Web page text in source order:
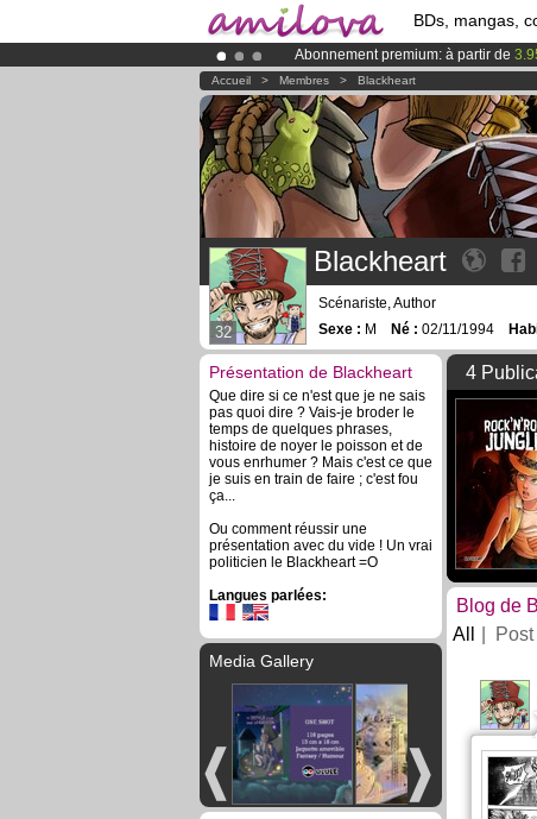
BDs, mangas,
Abonnement premium: à partir de
Déjà 100000membreset 1000BDs
LeKickstarter Amilova est désormais
Accueil > Membres > Blackheart
32
Blackheart
Scénariste, Author
Sexe : M Né : 02/11/1994
Présentation de Blackheart
Que dire si ce n'est que je ne sais
pas quoi dire ? Vais-je broder le
temps de quelques phrases,
histoire de noyer le poisson et de
vous enrhumer ? Mais c'est ce que
je suis en train de faire ; c'est fou
ça...
Ou comment réussir une
présentation avec du vide ! Un vrai
politicien le Blackheart =O
Langues parlées:
Media Gallery
4
Blog de
All Post